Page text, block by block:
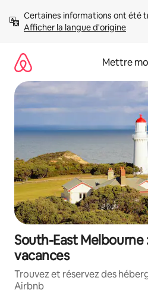
directement
Afficher la langue d'origine
Mettre
South-East Melbourne
vacances
Trouvez et réservez des
Airbnb